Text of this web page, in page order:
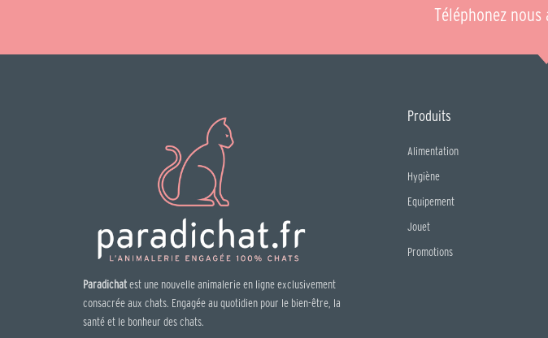
Téléphonez nous
Paradichatest une nouvelle animalerie en ligne exclusivement
consacrée aux chats. Engagée au quotidien pour le bien-être, la
santé et le bonheur des chats.
Produits
Alimentation
Hygiène
Equipement
Jouet
Promotions